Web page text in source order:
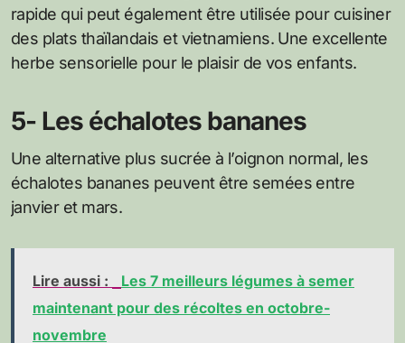
rapide qui peut également être utilisée pour cuisiner
des plats thaïlandais et vietnamiens. Une excellente
herbe sensorielle pour le plaisir de vos enfants.
5- Les échalotes bananes
Une alternative plus sucrée à l’oignon normal, les
échalotes bananes peuvent être semées entre
janvier et mars.
Lire aussi :
Les 7 meilleurs légumes à semer
maintenant pour des récoltes en octobre-
novembre